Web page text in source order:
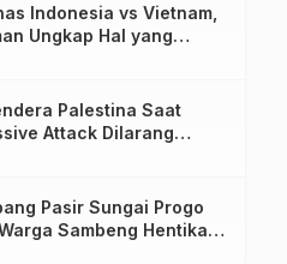
Indonesia vs Vietnam,
Ungkap Hal yang
Palestina Saat
Attack Dilarang
Lagi
Pasir Sungai Progo
Sambeng Hentikan
Usir Truk